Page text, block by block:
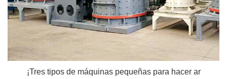
¡Tres tipos de máquinas pequeñas para hacer ar